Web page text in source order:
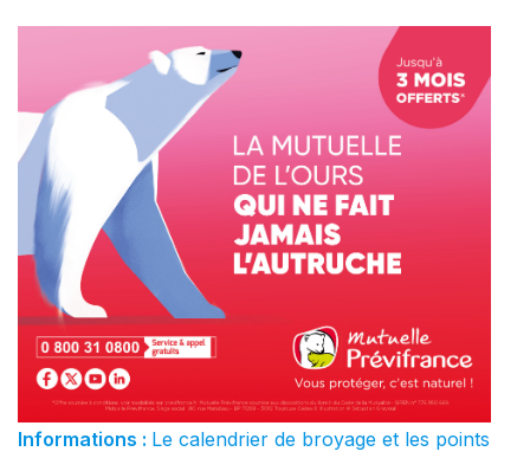
Informations : Le calendrier de broyage et les points